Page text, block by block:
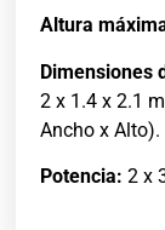
Altura
Dimensiones
2 x 1.4 x 2.1
Ancho x Alto).
Potencia: 2 x